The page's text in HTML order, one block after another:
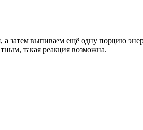
затем выпиваем ещё одну порцию
такая реакция возможна.